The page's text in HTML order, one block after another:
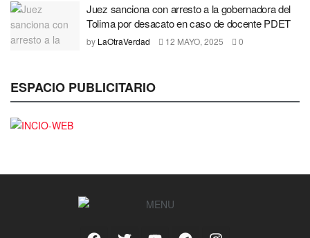
Juez sanciona con arresto a la gobernadora del
Tolima por desacato en caso de docente PDET
by LaOtraVerdad 12 MAYO, 2025 0
ESPACIO PUBLICITARIO